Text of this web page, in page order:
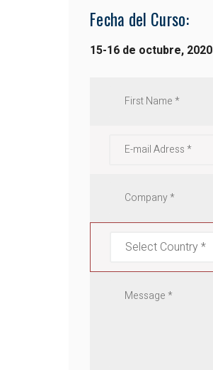
Fecha del Curso:
15-16 de octubre, 2020